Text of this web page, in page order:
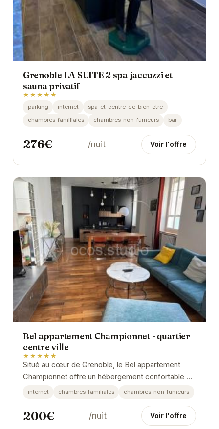
Grenoble LA SUITE 2 spa jaccuzzi et
sauna privatif
★★★★★
parking internet
spa-et-centre-de-bien-etre
chambres-familiales
chambres-non-fumeurs bar
276€ /nuit Voir l'offre
Bel appartement Championnet - quartier
centre ville
★★★★★
Situé au cœur de Grenoble, le Bel appartement
Championnet offre un hébergement confortable et
moderne. Idéal pour les familles et les groupes...
internet chambres-familiales chambres-non-fumeurs
200€ /nuit Voir l'offre